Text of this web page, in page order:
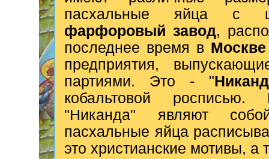
пасхальные яйца с
фарфоровый завод,
последнее время в Москве
предприятия,
партиями. Это - "Никанд
кобальтовой
"Никанда" являют
пасхальные яйца
это христианские мотивы, а